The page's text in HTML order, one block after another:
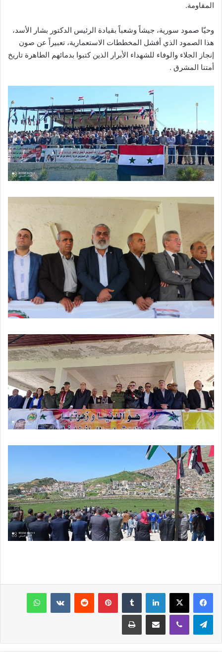
المقاومة.
وحيّا صمود سورية، جيشاً وشعباً بقيادة الرئيس الدكتور بشار الأسد،
هذا الصمود الذي أفشل المخططات الاستعمارية، تعبيراً عن صون
إنجاز الجلاء والوفاء للشهداء الأبرار الذين كتبوا بدمائهم الطاهرة تاريخ
أمتنا المشرق .
فيسبوك لينكدإن بينتيريست